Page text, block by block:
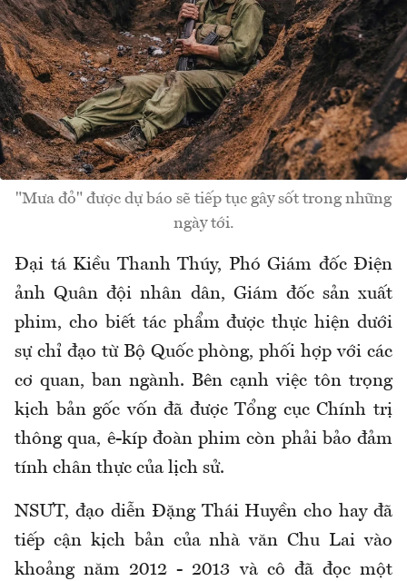
"Mưa đỏ" được dự báo sẽ tiếp tục gây sốt trong những
ngày tới.
Đại tá Kiều Thanh Thúy, Phó Giám đốc Điện
ảnh Quân đội nhân dân, Giám đốc sản xuất
phim, cho biết tác phẩm được thực hiện dưới
sự chỉ đạo từ Bộ Quốc phòng, phối hợp với các
cơ quan, ban ngành. Bên cạnh việc tôn trọng
kịch bản gốc vốn đã được Tổng cục Chính trị
thông qua, ê-kíp đoàn phim còn phải bảo đảm
tính chân thực của lịch sử.
NSƯT, đạo diễn Đặng Thái Huyền cho hay đã
tiếp cận kịch bản của nhà văn Chu Lai vào
khoảng năm 2012 - 2013 và cô đã đọc một